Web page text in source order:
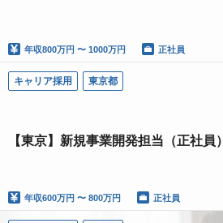
年収800万円 〜 1000万円 正社員
キャリア採用 東京都
【東京】新規事業開発担当（正社員）
年収600万円 〜 800万円 正社員